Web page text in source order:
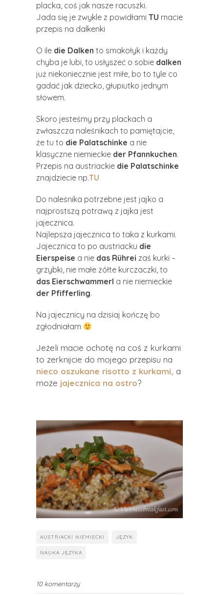
placka, coś jak nasze racuszki.
Jada się je zwykle z powidłami TU macie
przepis na dalkenki
O ile die Dalken to smakołyk i każdy
chyba je lubi, to usłyszeć o sobie dalken
już niekoniecznie jest miłe, bo to tyle co
gadać jak dziecko, głupiutko jednym
słowem.
Skoro jesteśmy przy plackach a
zwłaszcza naleśnikach to pamiętajcie,
że tu to die Palatschinke a nie
klasyczne niemieckie der Pfannkuchen.
Przepis na austriackie die Palatschinke
znajdziecie np.TU
Do naleśnika potrzebne jest jajko a
najprostszą potrawą z jajka jest
jajecznica.
Najlepsza jajecznica to taka z kurkami.
Jajecznica to po austriacku die
Eierspeise a nie das Rührei zaś kurki –
grzybki, nie małe żółte kurczaczki, to
das Eierschwammerl a nie niemieckie
der Pfifferling.
Na jajecznicy na dzisiaj kończę bo
zgłodniałam
Jeżeli macie ochotę na coś z kurkami
to zerknijcie do mojego przepisu na
nieco oszukane risotto z kurkami, a
może jajecznica na ostro?
AUSTRIACKI NIEMIECKI JĘZYK
NAUKA JĘZYKA
10 komentarzy